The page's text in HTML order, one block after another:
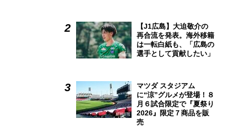
【J1広島】大迫敬介の
再合流を発表。海外移籍
は一転白紙も、「広島の
選手として貢献したい」
マツダ スタジアム
に“涼”グルメが登場！８
月６試合限定で『夏祭り
2026』限定７商品を販
売